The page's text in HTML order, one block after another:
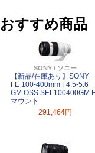
おすすめ商品
SONY / ソニー
【新品/在庫あり】SONY
FE 100-400mm F4.5-5.6
GM OSS SEL100400GM
マウント
291,464円